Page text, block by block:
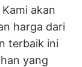
akan
harga dari
terbaik ini
yang